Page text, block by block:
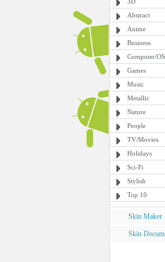
Abstract
Anime
Business
Computer/OS
Games
Music
Metallic
Nature
People
TV/Movies
Holidays
Sci-Fi
Stylish
Top 10
Skin Maker
Skin